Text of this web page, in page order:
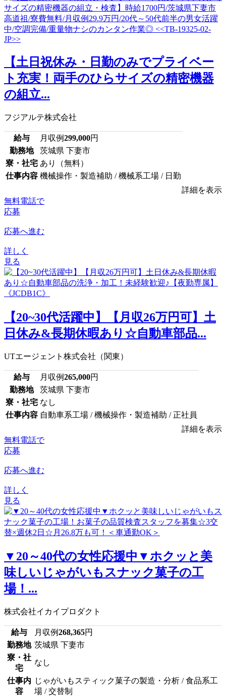
【土日祝休み・日勤のみでプライベー
ト充実！両手のひらサイズの精密機器
の組立...
フジアルテ株式会社
給与 月収例299,000円
勤務地
茨城県 下妻市
寮・社宅 あり（無料）
仕事内容 機械操作・製造補助 / 機械系工場 / 日勤
詳細を表示
無料電話で
応募
応募へ進む
詳しく
見る
【20~30代活躍中】【月収26万円可】土
日休み&長期休暇あり☆自動車部品...
UTエージェント株式会社（関東）
給与 月収例265,000円
勤務地
茨城県 下妻市
寮・社宅 なし
仕事内容 自動車系工場 / 機械操作・製造補助 / 正社員
詳細を表示
無料電話で
応募
応募へ進む
詳しく
見る
▼20～40代の女性応援中▼ホクッと美
味しいじゃがいもスナック菓子の工
場！...
株式会社イカイプロダクト
給与 月収例268,365円
勤務地 茨城県 下妻市
寮・社
宅
なし
仕事内
容
じゃがいもスティック菓子の製造・分析 / 食品系工
場 / 交替制